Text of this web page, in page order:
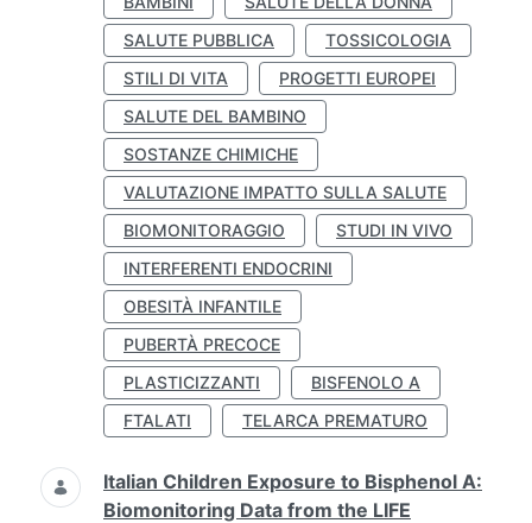
SALUTE PUBBLICA
TOSSICOLOGIA
STILI DI VITA
PROGETTI EUROPEI
SALUTE DEL BAMBINO
SOSTANZE CHIMICHE
VALUTAZIONE IMPATTO SULLA SALUTE
BIOMONITORAGGIO
STUDI IN VIVO
INTERFERENTI ENDOCRINI
OBESITÀ INFANTILE
PUBERTÀ PRECOCE
PLASTICIZZANTI
BISFENOLO A
FTALATI
TELARCA PREMATURO
Italian Children Exposure to Bisphenol A:
Biomonitoring Data from the LIFE